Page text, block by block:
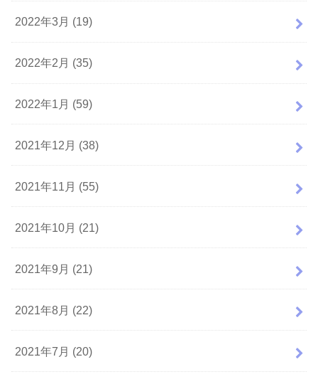
2022年3月 (19)
2022年2月 (35)
2022年1月 (59)
2021年12月 (38)
2021年11月 (55)
2021年10月 (21)
2021年9月 (21)
2021年8月 (22)
2021年7月 (20)